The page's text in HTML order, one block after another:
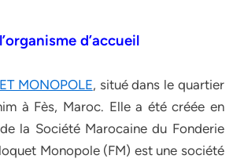
d’accueil
MONOPOLE, situé dans le quartier
à Fès, Maroc. Elle a été créée en
la Société Marocaine du Fonderie
Monopole (FM) est une société